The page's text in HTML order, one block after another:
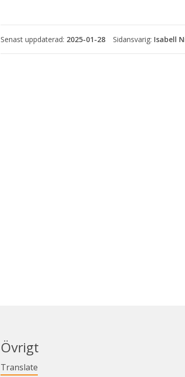
Senast uppdaterad: 2025-01-28 Isabell
Övrigt
Translate